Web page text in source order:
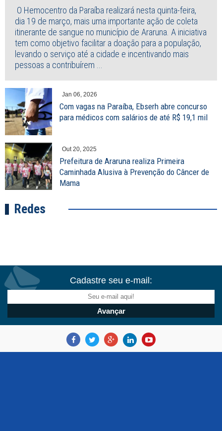
O Hemocentro da Paraíba realizará nesta quinta-feira,
dia 19 de março, mais uma importante ação de coleta
itinerante de sangue no município de Araruna. A iniciativa
tem como objetivo facilitar a doação para a população,
levando o serviço até a cidade e incentivando mais
pessoas a contribuírem ...
Jan 06, 2026
Com vagas na Paraíba, Ebserh abre concurso
para médicos com salários de até R$ 19,1 mil
Out 20, 2025
Prefeitura de Araruna realiza Primeira
Caminhada Alusiva à Prevenção do Câncer de
Mama
Redes
Cadastre seu e-mail: